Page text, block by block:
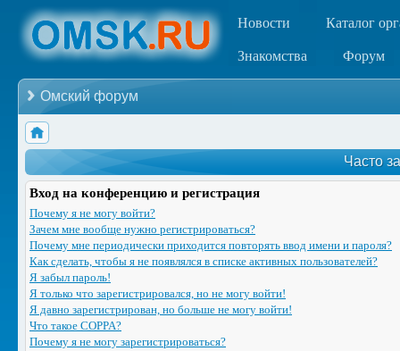
Новости Каталог
Знакомства Форум
Омский форум
Часто
Вход на конференцию и регистрация
Почему я не могу войти?
Зачем мне вообще нужно регистрироваться?
Почему мне периодически приходится повторять ввод имени и пароля?
Как сделать, чтобы я не появлялся в списке активных пользователей?
Я забыл пароль!
Я только что зарегистрировался, но не могу войти!
Я давно зарегистрирован, но больше не могу войти!
Что такое COPPA?
Почему я не могу зарегистрироваться?